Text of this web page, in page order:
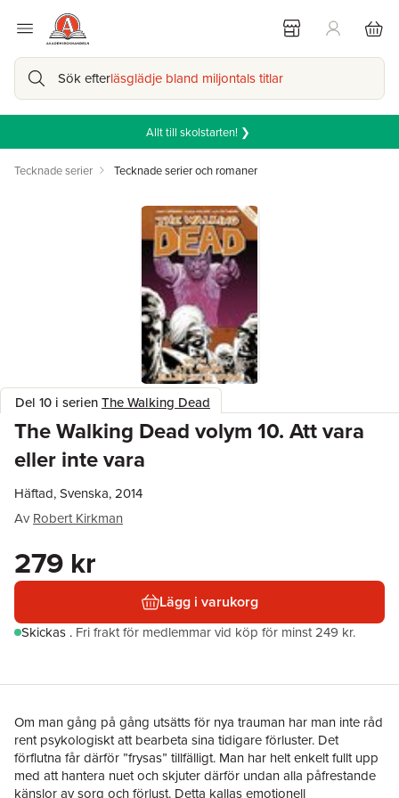
Sök efterläsglädje bland miljontals titlar
Allt till skolstarten! ❯
Tecknade serier Tecknade serier och romaner
Del 10 i serienThe Walking Dead
The Walking Dead volym 10. Att vara
eller inte vara
Häftad, Svenska, 2014
Av Robert Kirkman
279 kr
Lägg i varukorg
Skickas . Fri frakt för medlemmar vid köp för minst 249 kr.
Om man gång på gång utsätts för nya trauman har man inte råd
rent psykologiskt att bearbeta sina tidigare förluster. Det
förflutna får därför ”frysas” tillfälligt. Man har helt enkelt fullt upp
med att hantera nuet och skjuter därför undan alla påfrestande
känslor av sorg och förlust. Detta kallas emotionell